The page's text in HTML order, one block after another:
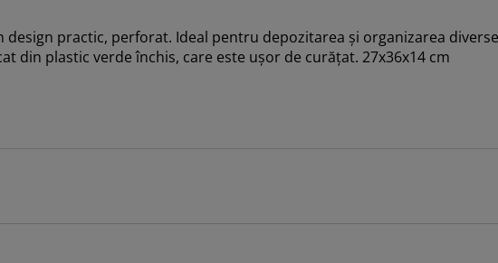
design practic, perforat. Ideal pentru depozitarea și organizarea
din plastic verde închis, care este ușor de curățat. 27x36x14 cm